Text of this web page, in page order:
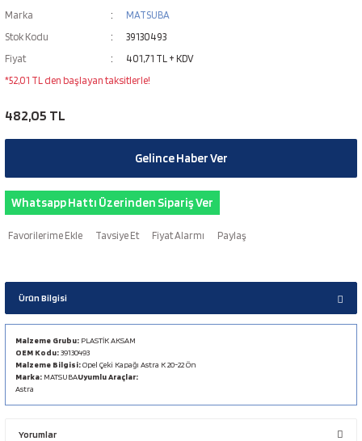
Marka
MATSUBA
Stok Kodu
39130493
Fiyat
401,71 TL + KDV
*52,01 TL den başlayan taksitlerle!
482,05 TL
Gelince Haber Ver
Whatsapp Hattı Üzerinden Sipariş Ver
Tavsiye Et Fiyat Alarmı Paylaş
Ürün Bilgisi
Malzeme Grubu: PLASTİK AKSAM
OEM Kodu:39130493
Malzeme Bilgisi:Opel Çeki Kapağı Astra K 20-22 Ön
Marka: MATSUBAUyumlu Araçlar:
Astra
Yorumlar